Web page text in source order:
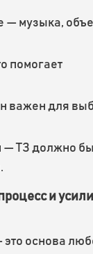
— музыка,
помогает
важен для
— ТЗ должно
и
основа